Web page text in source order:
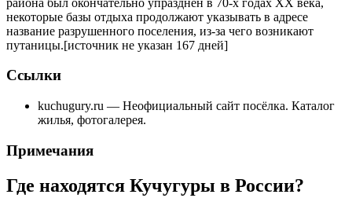
некоторые базы отдыха продолжают указывать в адресе
название разрушенного поселения, из-за чего возникают
путаницы.[источник не указан 167 дней]
Ссылки
kuchugury.ru — Неофициальный сайт посёлка. Каталог
жилья, фотогалерея.
Примечания
Где находятся Кучугуры в России?